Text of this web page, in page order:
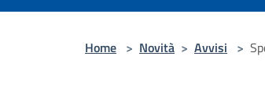
Home > Novità > Avvisi >